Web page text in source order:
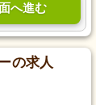
へ進む
の求人